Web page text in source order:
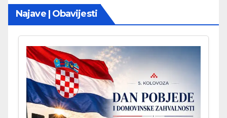
Najave | Obavijesti